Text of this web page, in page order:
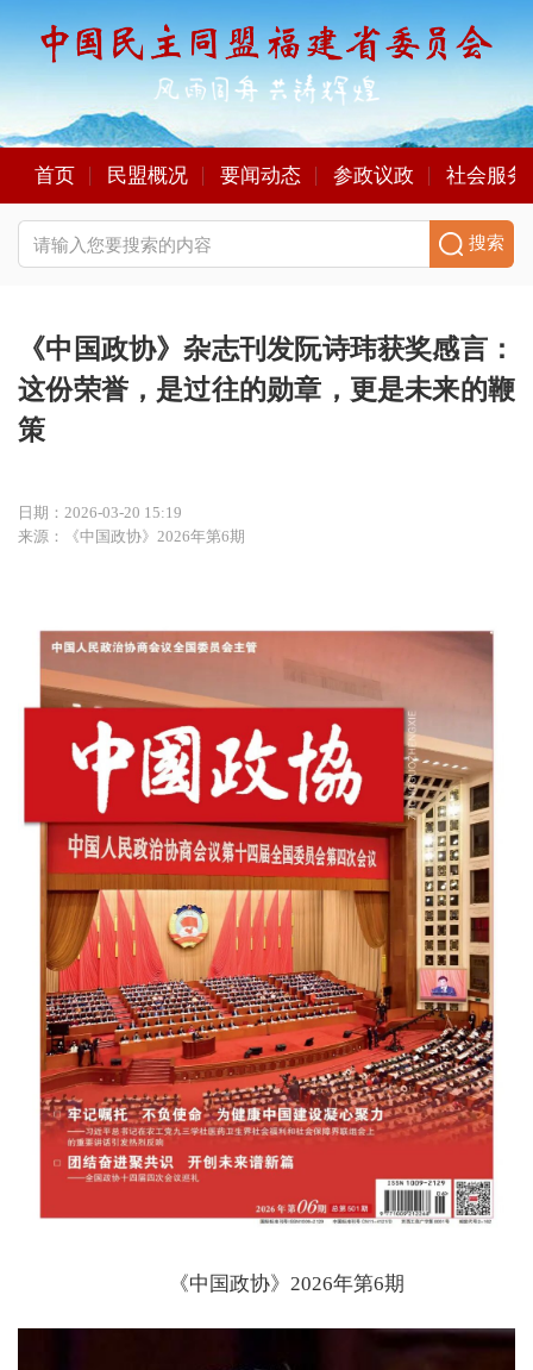
首页 民盟概况 要闻动态 参政议政 社会服务
搜索
《中国政协》杂志刊发阮诗玮获奖感言：
这份荣誉，是过往的勋章，更是未来的鞭
策
日期：2026-03-20 15:19
来源：《中国政协》2026年第6期
《中国政协》2026年第6期